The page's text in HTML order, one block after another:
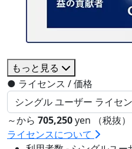
もっと見る
● ライセンス / 価格
～から 705,250yen （税抜）
ライセンスについて